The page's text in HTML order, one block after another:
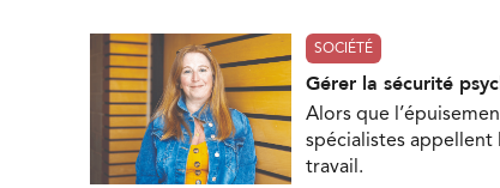
SOCIÉTÉ
Gérer la sécurité
Alors que
spécialistes appellent
travail.